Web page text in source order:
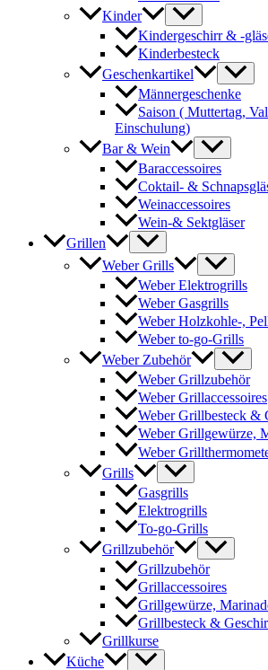
Kinder
Kindergeschirr & -
Kinderbesteck
Geschenkartikel
Männergeschenke
Saison ( Muttertag,
Einschulung)
Bar & Wein
Baraccessoires
Coktail- &
Weinaccessoires
Wein-& Sektgläser
Grillen
Weber Grills
Weber Elektrogrills
Weber Gasgrills
Weber Holzkohle-,
Weber to-go-Grills
Weber Zubehör
Weber Grillzubehör
Weber Grillaccessoires
Weber Grillbesteck &
Weber Grillgewürze,
Weber
Grills
Gasgrills
Elektrogrills
To-go-Grills
Grillzubehör
Grillzubehör
Grillaccessoires
Grillgewürze,
Grillbesteck &
Grillkurse
Küche